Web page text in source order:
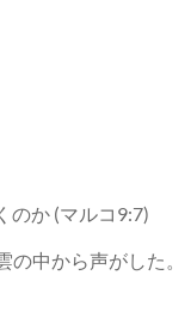
のか (マルコ9:7)
の中から声がした